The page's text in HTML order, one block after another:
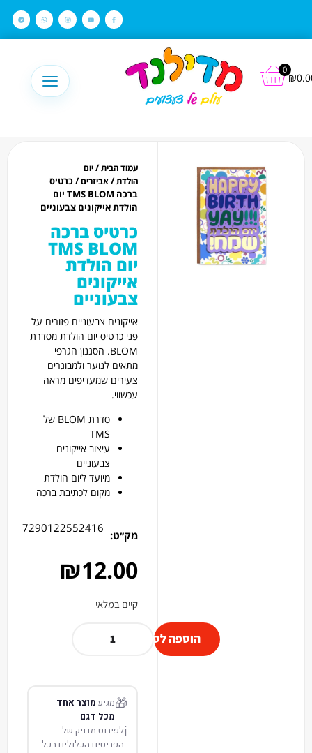
₪
0
עמוד הבית/יום
הולדת/אביזרים/ כרטיס
ברכה TMS BLOM יום
הולדת אייקונים צבעוניים
כרטיס ברכה
TMS BLOM
יום הולדת
אייקונים
צבעוניים
אייקונים צבעוניים פזורים על
פני כרטיס יום הולדת מסדרת
BLOM. הסגנון הגרפי
מתאים לנוער ולמבוגרים
צעירים שמעדיפים מראה
עכשווי.
סדרת BLOM של
TMS
עיצוב אייקונים
צבעוניים
מיועד ליום הולדת
מקום לכתיבת ברכה
מק׳׳ט:
7290122552416
₪12.00
קיים במלאי
הוספה לסל
🎁מגיע מוצר אחד
מכל דגם
ℹ️לפירוט מדויק של
הפריטים הכלולים בכל